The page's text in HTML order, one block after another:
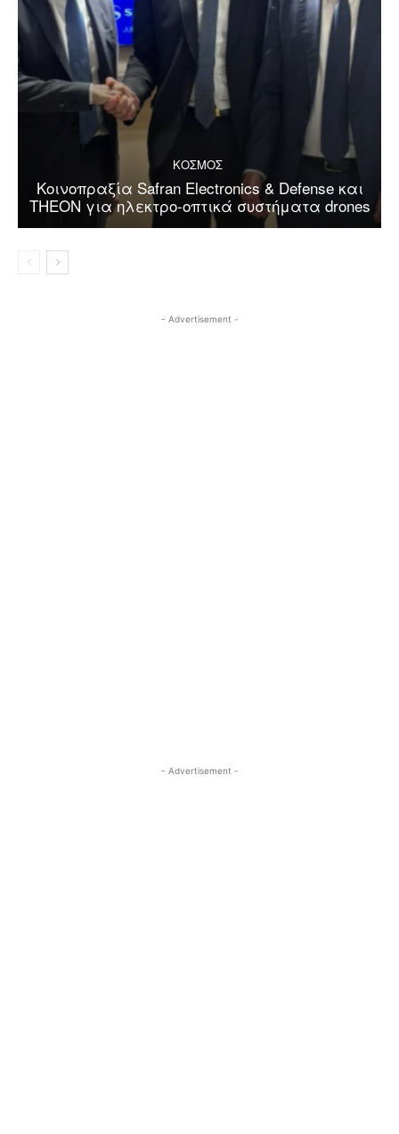
ΚΟΣΜΟΣ
Κοινοπραξία Safran Electronics & Defense και
THEON για ηλεκτρο-οπτικά συστήματα drones
- Advertisement -
- Advertisement -